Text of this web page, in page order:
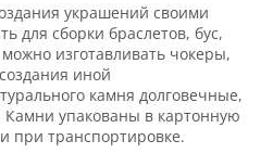
украшений своими
для сборки браслетов, бус,
изготавливать чокеры,
иной
камня долговечные,
Камни упакованы в картонную
при транспортировке.